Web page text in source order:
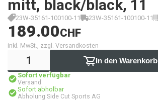
mitt, black/black, 11
23W-35161-100100-11 23W-35161-100100-11
189.00CHF
inkl. MwSt., zzgl. Versandkosten
In den Warenkorb
Sofort verfügbar
Versand
Sofort abholbar
Abholung Side Cut Sports AG